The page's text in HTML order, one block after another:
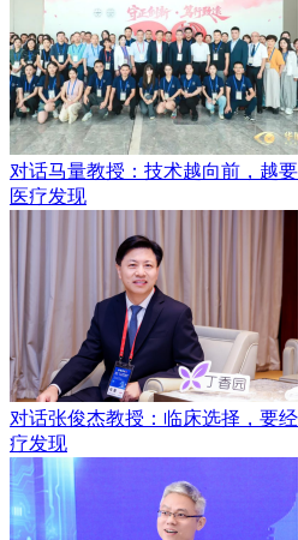
对话马量教授：技术越向前，越
医疗发现
对话张俊杰教授：临床选择，要
疗发现